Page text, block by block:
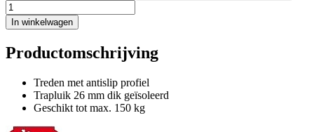
In winkelwagen
Productomschrijving
Treden met antislip profiel
Trapluik 26 mm dik geïsoleerd
Geschikt tot max. 150 kg